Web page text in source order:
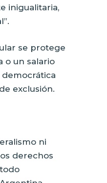
inigualitaria,
se protege
o un salario
exclusión.
ni
derechos